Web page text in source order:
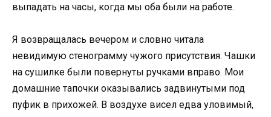
выпадать на часы, когда мы оба были на работе.
Я возвращалась вечером и словно читала
невидимую стенограмму чужого присутствия. Чашки
на сушилке были повернуты ручками вправо. Мои
домашние тапочки оказывались задвинутыми под
пуфик в прихожей. В воздухе висел едва уловимый,